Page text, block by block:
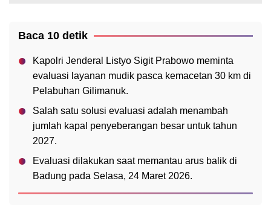
Baca 10 detik
Kapolri Jenderal Listyo Sigit Prabowo meminta
evaluasi layanan mudik pasca kemacetan 30 km di
Pelabuhan Gilimanuk.
Salah satu solusi evaluasi adalah menambah
jumlah kapal penyeberangan besar untuk tahun
2027.
Evaluasi dilakukan saat memantau arus balik di
Badung pada Selasa, 24 Maret 2026.